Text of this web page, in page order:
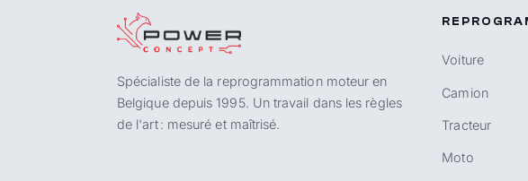
Spécialiste de la reprogrammation moteur en
Belgique depuis 1995. Un travail dans les règles
de l'art : mesuré et maîtrisé.
Voiture
Camion
Tracteur
Moto